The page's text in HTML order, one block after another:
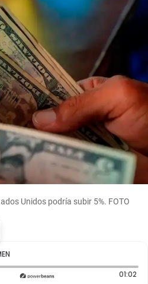
Unidos podría subir 5%. FOTO
0 segundos 01:02